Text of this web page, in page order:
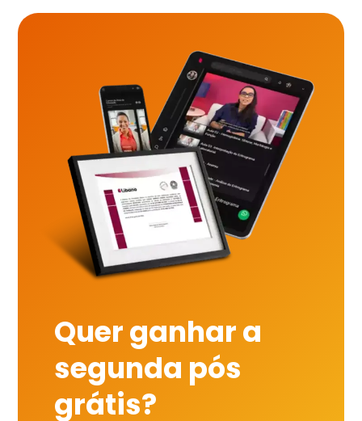
Quer ganhar a
segunda pós
grátis?